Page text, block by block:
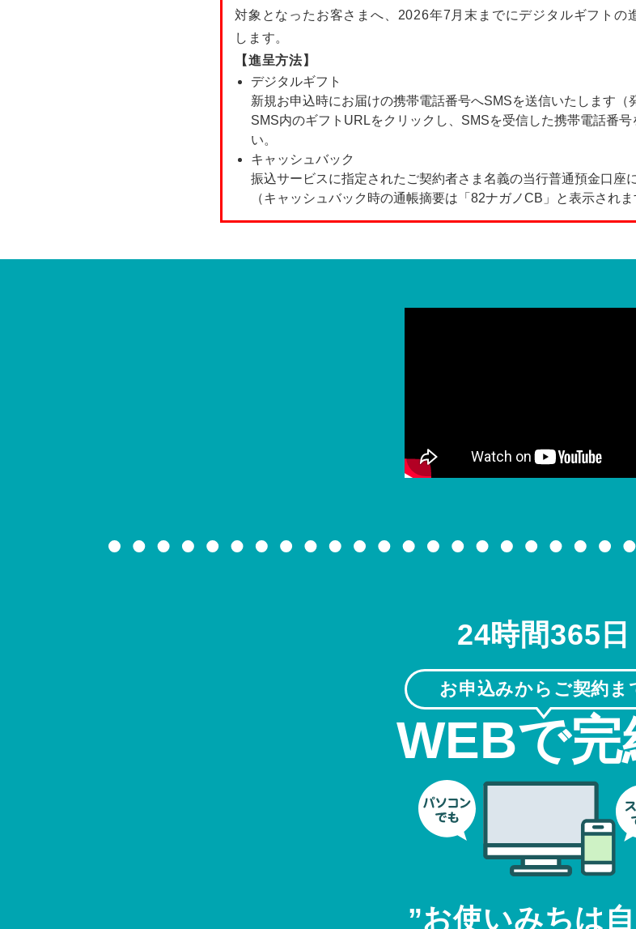
対象となったお客さまへ、2026年7月末までにデジタルギフトの
します。
【進呈方法】
デジタルギフト
新規お申込時にお届けの携帯電話番号へSMSを送信いたします（
SMS内のギフトURLをクリックし、SMSを受信した携帯電話番
い。
キャッシュバック
振込サービスに指定されたご契約者さま名義の当行普通預金口座
（キャッシュバック時の通帳摘要は「82ナガノCB」と表示されま
24時間365日
お申込みからご契約ま
WEBで完
”お使いみちは